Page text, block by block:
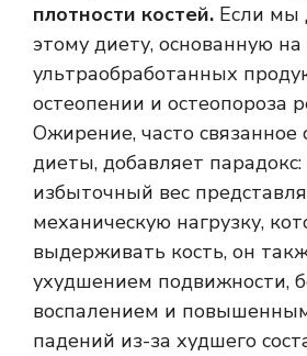
плотности костей. Если мы
этому диету, основанную на
ультраобработанных
остеопении и остеопороза
Ожирение, часто связанное
диеты, добавляет парадокс:
избыточный вес
механическую нагрузку,
выдерживать кость, он
ухудшением подвижности,
воспалением и
падений из-за худшего